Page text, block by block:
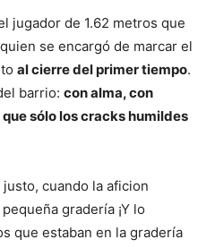
jugador de 1.62 metros que
se encargó de marcar el
al cierre del primer tiempo.
barrio: con alma, con
sólo los cracks humildes
cuando la aficion
gradería ¡Y lo
que estaban en la gradería